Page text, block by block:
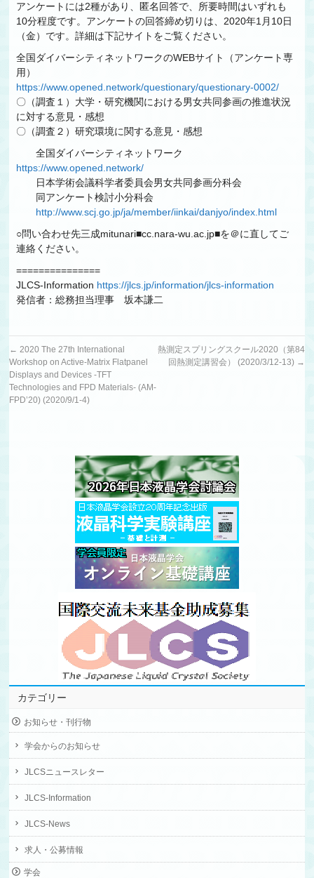
アンケートには2種があり、匿名回答で、所要時間はいずれも
10分程度です。アンケートの回答締め切りは、2020年1月10日
（金）です。詳細は下記サイトをご覧ください。
全国ダイバーシティネットワークのWEBサイト（アンケート専
用）
https://www.opened.network/questionary/questionary-0002/
〇（調査１）大学・研究機関における男女共同参画の推進状況
に対する意見・感想
〇（調査２）研究環境に関する意見・感想
全国ダイバーシティネットワーク
https://www.opened.network/
日本学術会議科学者委員会男女共同参画分科会
同アンケート検討小分科会
http://www.scj.go.jp/ja/member/iinkai/danjyo/index.html
○問い合わせ先三成mitunari■cc.nara-wu.ac.jp■を＠に直してご
連絡ください。
===============
JLCS-Information https://jlcs.jp/information/jlcs-information
発信者：総務担当理事 坂本謙二
← 2020 The 27th International
Workshop on Active-Matrix Flatpanel
Displays and Devices -TFT
Technologies and FPD Materials- (AM-
FPD’20) (2020/9/1-4)
熱測定スプリングスクール2020（第84
回熱測定講習会） (2020/3/12-13) →
カテゴリー
お知らせ・刊行物
学会からのお知らせ
JLCSニュースレター
JLCS-Information
JLCS-News
求人・公募情報
学会